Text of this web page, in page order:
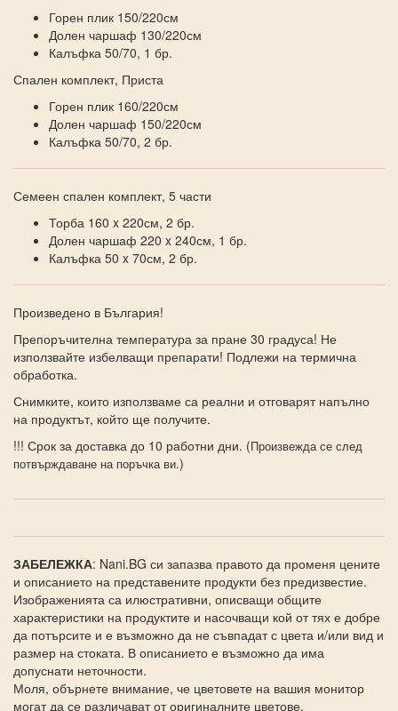
Горен плик 150/220см
Долен чаршаф 130/220см
Калъфка 50/70, 1 бр.
Спален комплект, Приста
Горен плик 160/220см
Долен чаршаф 150/220см
Калъфка 50/70, 2 бр.
Семеен спален комплект, 5 части
Торба 160 x 220см, 2 бр.
Долен чаршаф 220 x 240см, 1 бр.
Калъфка 50 x 70см, 2 бр.
Произведено в България!
Препоръчителна температура за пране 30 градуса! Не
използвайте избелващи препарати! Подлежи на термична
обработка.
Снимките, които използваме са реални и отговарят напълно
на продуктът, който ще получите.
!!! Срок за доставка до 10 работни дни. (Произвежда се след
потвърждаване на поръчка ви.)
ЗАБЕЛЕЖКА: Nani.BG си запазва правото да променя цените
и описанието на представените продукти без предизвестие.
Изображенията са илюстративни, описващи общите
характеристики на продуктите и насочващи кой от тях е добре
да потърсите и е възможно да не съвпадат с цвета и/или вид и
размер на стоката. В описанието е възможно да има
допуснати неточности.
Моля, обърнете внимание, че цветовете на вашия монитор
могат да се различават от оригиналните цветове.